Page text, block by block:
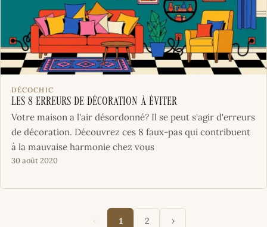
DÉCOCHIC
Les 8 erreurs de décoration à éviter
Votre maison a l'air désordonné? Il se peut s'agir d'erreurs
de décoration. Découvrez ces 8 faux-pas qui contribuent
à la mauvaise harmonie chez vous
30 août 2020
‹ 1 2 ›